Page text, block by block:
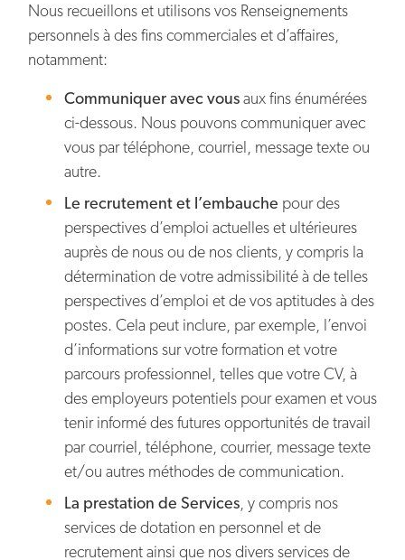
Nous recueillons et utilisons vos Renseignements
personnels à des fins commerciales et d’affaires,
notamment:
Communiquer avec vousaux fins énumérées
ci-dessous. Nous pouvons communiquer avec
vous par téléphone, courriel, message texte ou
autre.
Le recrutement et l’embauche pour des
perspectives d’emploi actuelles et ultérieures
auprès de nous ou de nos clients, y compris la
détermination de votre admissibilité à de telles
perspectives d’emploi et de vos aptitudes à des
postes. Cela peut inclure, par exemple, l’envoi
d’informations sur votre formation et votre
parcours professionnel, telles que votre CV, à
des employeurs potentiels pour examen et vous
tenir informé des futures opportunités de travail
par courriel, téléphone, courrier, message texte
et/ou autres méthodes de communication.
La prestation de Services , y compris nos
services de dotation en personnel et de
recrutement ainsi que nos divers services de